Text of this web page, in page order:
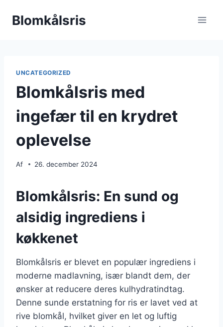
Blomkålsris
UNCATEGORIZED
Blomkålsris med
ingefær til en krydret
oplevelse
Af 26. december 2024
Blomkålsris: En sund og
alsidig ingrediens i
køkkenet
Blomkålsris er blevet en populær ingrediens i
moderne madlavning, især blandt dem, der
ønsker at reducere deres kulhydratindtag.
Denne sunde erstatning for ris er lavet ved at
rive blomkål, hvilket giver en let og luftig